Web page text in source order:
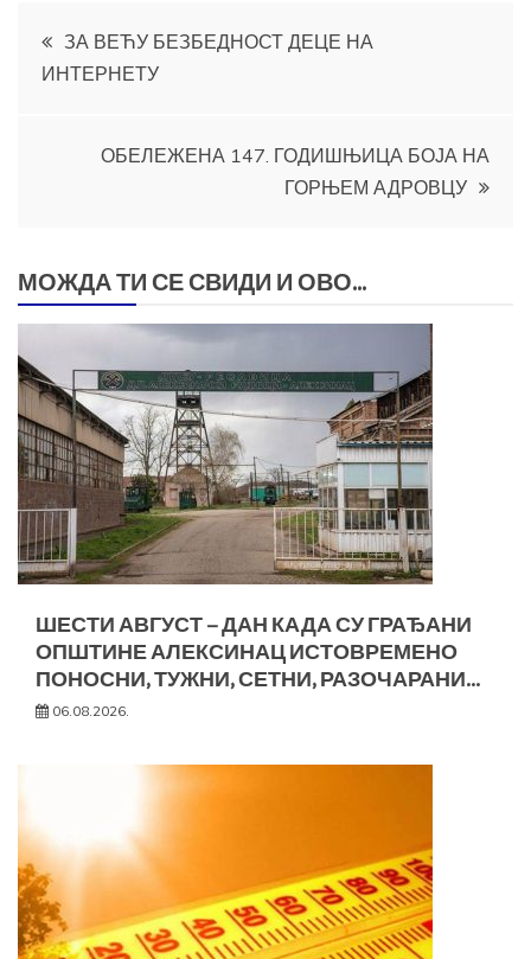
Кретање
чланка
ЗА ВЕЋУ БЕЗБЕДНОСТ ДЕЦЕ НА
ИНТЕРНЕТУ
ОБЕЛЕЖЕНА 147. ГОДИШЊИЦА БОЈА НА
ГОРЊЕМ АДРОВЦУ
МОЖДА ТИ СЕ СВИДИ И ОВО...
ШЕСТИ АВГУСТ – ДАН КАДА СУ ГРАЂАНИ
ОПШТИНЕ АЛЕКСИНАЦ ИСТОВРЕМЕНО
ПОНОСНИ, ТУЖНИ, СЕТНИ, РАЗОЧАРАНИ…
06.08.2026.